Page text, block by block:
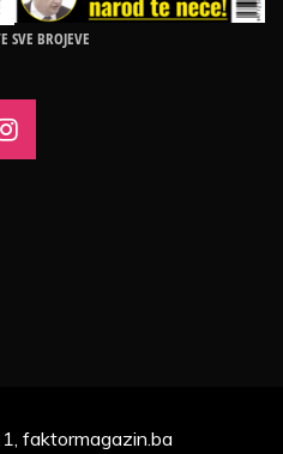
SVE BROJEVE
faktormagazin.ba